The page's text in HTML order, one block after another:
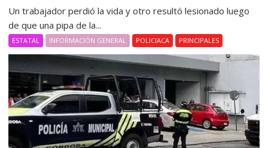
Un trabajador perdió la vida y otro resultó lesionado luego
de que una pipa de la...
ESTATAL INFORMACIÓN GENERAL POLICIACA PRINCIPALES